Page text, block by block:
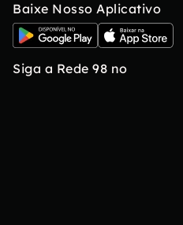
Baixe Nosso Aplicativo
Siga a Rede 98 no